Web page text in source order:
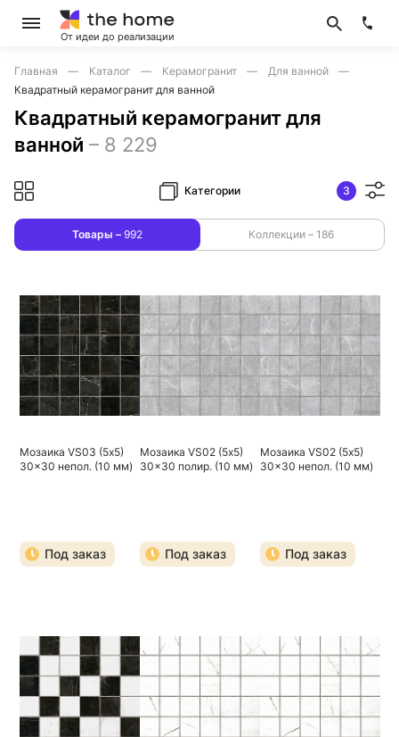
От идеи до реализации
Главная Каталог Керамогранит
Для ванной
Квадратный керамогранит для ванной
Квадратный керамогранит для
ванной – 8 229
Категории 3
Товары – 992 Коллекции – 186
Мозаика VS03 (5х5)
30x30 непол. (10 мм)
Под заказ
Мозаика VS02 (5х5)
30x30 полир. (10 мм)
Под заказ
Мозаика VS02 (5х5)
30x30 непол. (10 мм)
Под заказ